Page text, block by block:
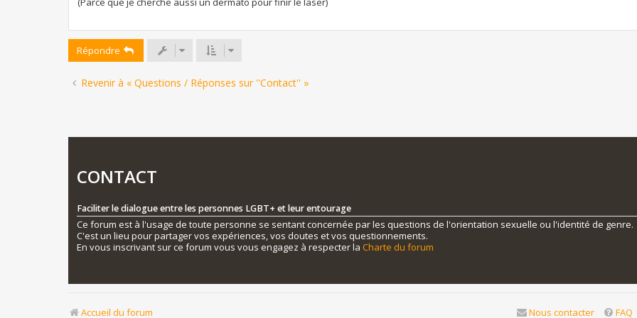
Répondre
Revenir à « Questions / Réponses sur ''Contact'' »
CONTACT
Faciliter le dialogue entre les personnes LGBT+ et leur entourage
Ce forum est à l'usage de toute personne se sentant concernée par les questions de l'orientation sexuelle ou l'identité de genre.
C'est un lieu pour partager vos expériences, vos doutes et vos questionnements.
En vous inscrivant sur ce forum vous vous engagez à respecter la Charte du forum
Accueil du forum FAQ
Nous contacter